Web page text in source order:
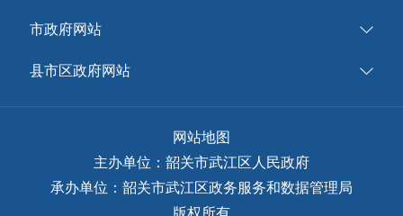
市政府网站
县市区政府网站
网站地图
主办单位：韶关市武江区人民政府
承办单位：韶关市武江区政务服务和数据管理局